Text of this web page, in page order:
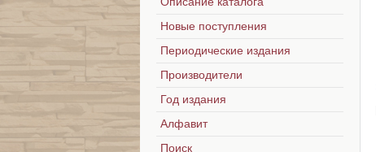
Новые поступления
Периодические издания
Производители
Год издания
Алфавит
Поиск